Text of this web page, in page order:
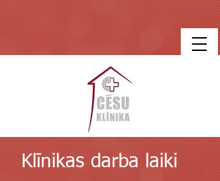
Klīnikas darba laiki